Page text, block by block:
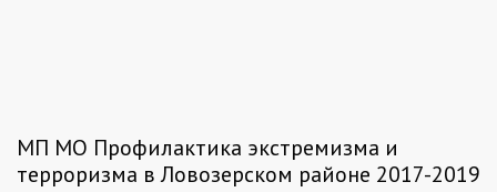
МП МО Профилактика экстремизма и
терроризма в Ловозерском районе 2017-2019